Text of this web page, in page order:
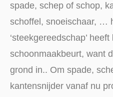
spade, schep of schop,
schoffel, snoeischaar, …
‘steekgereedschap’ heeft
schoonmaakbeurt, want
grond in.. Om spade,
kantensnijder vanaf nu